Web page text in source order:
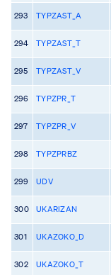
293 TYPZAST_A
294 TYPZAST_T
295 TYPZAST_V
296 TYPZPR_T
297 TYPZPR_V
298 TYPZPRBZ
299 UDV
300 UKARIZAN
301 UKAZOKO_D
302 UKAZOKO_T